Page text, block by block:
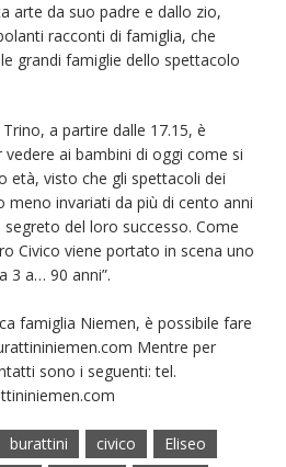
arte da suo padre e dallo zio,
racconti di famiglia, che
grandi famiglie dello spettacolo
a partire dalle 17.15, è
vedere ai bambini di oggi come si
età, visto che gli spettacoli dei
meno invariati da più di cento anni
del loro successo. Come
Civico viene portato in scena uno
3 a… 90 anni”.
famiglia Niemen, è possibile fare
Mentre per
sono i seguenti: tel.
burattini civico
Eliseo